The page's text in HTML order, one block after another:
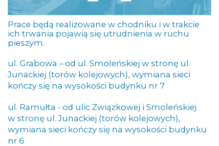
Prace będą realizowane w chodniku i w trakcie
ich trwania pojawią się utrudnienia w ruchu
pieszym.
ul. Grabowa – od ul. Smoleńskiej w stronę ul.
Junackiej (torów kolejowych), wymiana sieci
kończy się na wysokości budynku nr 7
ul. Ramułta - od ulic Związkowej i Smoleńskiej
w stronę ul. Junackiej (torów kolejowych),
wymiana sieci kończy się na wysokości budynku
nr 6